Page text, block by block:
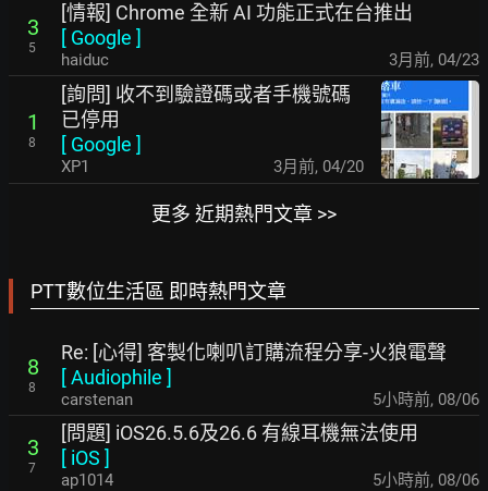
3
5
[情報] Chrome 全新 AI 功能正式在台推出
[ Google ]
haiduc 3月前, 04/23
1
8
[詢問] 收不到驗證碼或者手機號碼
已停用
[ Google ]
XP1 3月前, 04/20
更多 近期熱門文章 >>
PTT數位生活區 即時熱門文章
8
8
Re: [心得] 客製化喇叭訂購流程分享-火狼電聲
[Audiophile ]
carstenan 5小時前, 08/06
3
7
[問題] iOS26.5.6及26.6 有線耳機無法使用
[ iOS ]
ap1014 5小時前, 08/06